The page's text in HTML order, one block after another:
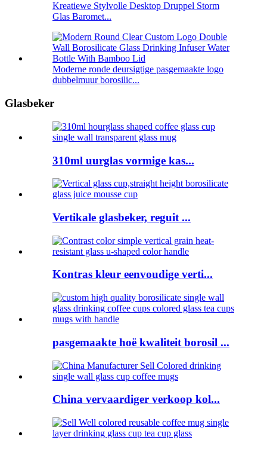
Kreatiewe Stylvolle Desktop Druppel Storm
Glas Baromet...
Moderne ronde deursigtige pasgemaakte logo
dubbelmuur borosilic...
Glasbeker
310ml uurglas vormige kas...
Vertikale glasbeker, reguit ...
Kontras kleur eenvoudige verti...
pasgemaakte hoë kwaliteit borosil ...
China vervaardiger verkoop kol...